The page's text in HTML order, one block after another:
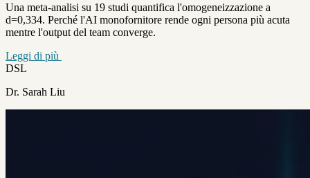
Una meta-analisi su 19 studi quantifica l'omogeneizzazione a
d=0,334. Perché l'AI monofornitore rende ogni persona più acuta
mentre l'output del team converge.
Leggi di più
DSL
Dr. Sarah Liu